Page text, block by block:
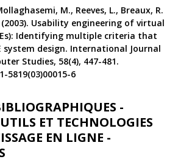
M., Reeves, L., Breaux, R.
(2003). Usability engineering of virtual
Identifying multiple criteria that
system design. International Journal
Studies, 58(4), 447-481.
5819(03)00015-6
-
ET TECHNOLOGIES
EN LIGNE -